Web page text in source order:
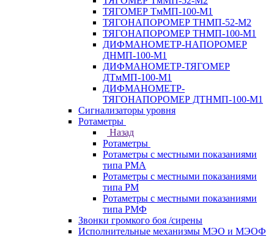
ТЯГОМЕР ТмМП-100-М1
ТЯГОНАПОРОМЕР ТНМП-52-М2
ТЯГОНАПОРОМЕР ТНМП-100-М1
ДИФМАНОМЕТР-НАПОРОМЕР
ДНМП-100-М1
ДИФМАНОМЕТР-ТЯГОМЕР
ДТмМП-100-М1
ДИФМАНОМЕТР-
ТЯГОНАПОРОМЕР ДТНМП-100-М1
Сигнализаторы уровня
Ротаметры
Назад
Ротаметры
Ротаметры с местными показаниями
типа РМА
Ротаметры с местными показаниями
типа РМ
Ротаметры с местными показаниями
типа РМФ
Звонки громкого боя /сирены
Исполнительные механизмы МЭО и МЭОФ